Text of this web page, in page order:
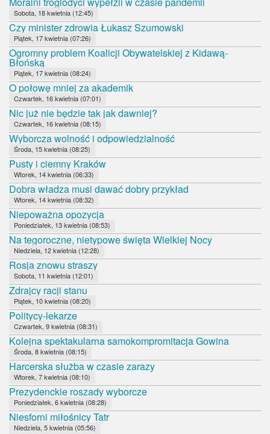
Sobota, 18 kwietnia (12:45)
Czy minister zdrowia Łukasz Szumowski
Piątek, 17 kwietnia (07:26)
Ogromny problem Koalicji Obywatelskiej z Kidawą-
Błońską
Piątek, 17 kwietnia (08:24)
O połowę mniej za akademik
Czwartek, 16 kwietnia (07:01)
Nic już nie będzie tak jak dawniej?
Czwartek, 16 kwietnia (08:15)
Wyborcza wolność i odpowiedzialność
Środa, 15 kwietnia (08:25)
Pusty i ciemny Kraków
Wtorek, 14 kwietnia (06:33)
Dobra władza musi dawać dobry przykład
Wtorek, 14 kwietnia (08:32)
Niepoważna opozycja
Poniedziałek, 13 kwietnia (08:53)
Na tegoroczne, nietypowe święta Wielkiej Nocy
Niedziela, 12 kwietnia (12:28)
Rosja znowu straszy
Sobota, 11 kwietnia (12:01)
Zdrajcy racji stanu
Piątek, 10 kwietnia (08:20)
Politycy-lekarze
Czwartek, 9 kwietnia (08:31)
Kolejna spektakularna samokompromitacja Gowina
Środa, 8 kwietnia (08:15)
Harcerska służba w czasie zarazy
Wtorek, 7 kwietnia (08:10)
Prezydenckie roszady wyborcze
Poniedziałek, 6 kwietnia (08:28)
Niesforni miłośnicy Tatr
Niedziela, 5 kwietnia (05:56)